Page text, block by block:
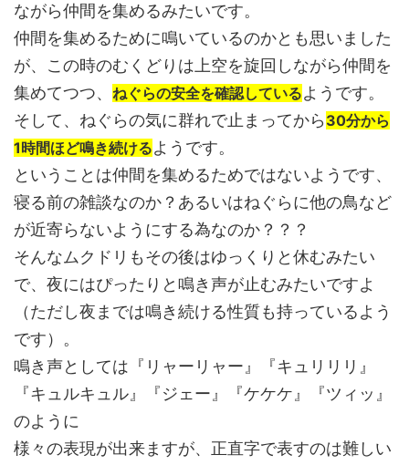
ながら仲間を集めるみたいです。
仲間を集めるために鳴いているのかとも思いました
が、この時のむくどりは上空を旋回しながら仲間を
集めてつつ、 ねぐらの安全を確認しているようです。
そして、ねぐらの気に群れで止まってから 30分から
1時間ほど鳴き続けるようです。
ということは仲間を集めるためではないようです、
寝る前の雑談なのか？あるいはねぐらに他の鳥など
が近寄らないようにする為なのか？？？
そんなムクドリもその後はゆっくりと休むみたい
で、夜にはぴったりと鳴き声が止むみたいですよ
（ただし夜までは鳴き続ける性質も持っているよう
です）。
鳴き声としては『リャーリャー』『キュリリリ』
『キュルキュル』『ジェー』『ケケケ』『ツィッ』
のように
様々の表現が出来ますが、正直字で表すのは難しい